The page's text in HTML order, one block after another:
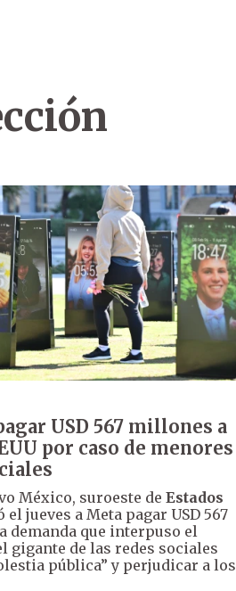
USD 567 millones a
por caso de menores
México, suroeste deEstados
el jueves a Meta pagar USD 567
demanda que interpuso el
gigante de las redes sociales
pública” y perjudicar a los